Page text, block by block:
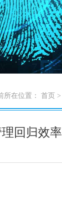
所在位置： 首页 >
回归效